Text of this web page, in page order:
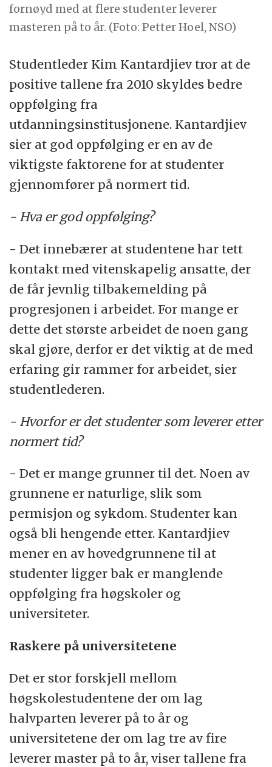
fornøyd med at flere studenter leverer
masteren på to år. (Foto: Petter Hoel, NSO)
Studentleder Kim Kantardjiev tror at de
positive tallene fra 2010 skyldes bedre
oppfølging fra
utdanningsinstitusjonene. Kantardjiev
sier at god oppfølging er en av de
viktigste faktorene for at studenter
gjennomfører på normert tid.
- Hva er god oppfølging?
- Det innebærer at studentene har tett
kontakt med vitenskapelig ansatte, der
de får jevnlig tilbakemelding på
progresjonen i arbeidet. For mange er
dette det største arbeidet de noen gang
skal gjøre, derfor er det viktig at de med
erfaring gir rammer for arbeidet, sier
studentlederen.
- Hvorfor er det studenter som leverer etter
normert tid?
- Det er mange grunner til det. Noen av
grunnene er naturlige, slik som
permisjon og sykdom. Studenter kan
også bli hengende etter. Kantardjiev
mener en av hovedgrunnene til at
studenter ligger bak er manglende
oppfølging fra høgskoler og
universiteter.
Raskere på universitetene
Det er stor forskjell mellom
høgskolestudentene der om lag
halvparten leverer på to år og
universitetene der om lag tre av fire
leverer master på to år, viser tallene fra